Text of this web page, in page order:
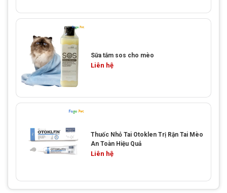
Sữa tắm sos cho mèo
Liên hệ
Thuốc Nhỏ Tai Otoklen Trị Rận Tai Mèo
An Toàn Hiệu Quả
Liên hệ